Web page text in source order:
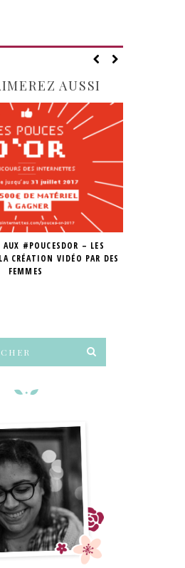
AUSSI
AUX #POUCESDOR – LES
CRÉATION VIDÉO PAR DES
FEMMES